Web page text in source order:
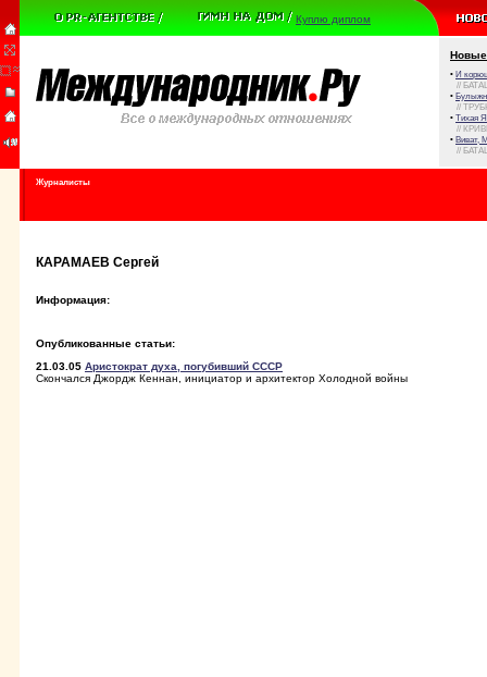
Куплю диплом
Новые
• И
//
•
//
• Тихая
//
• Виват,
//
Журналисты
КАРАМАЕВ Сергей
Информация:
Опубликованные статьи:
21.03.05 Аристократ духа, погубивший СССР
Скончался Джордж Кеннан, инициатор и архитектор Холодной войны